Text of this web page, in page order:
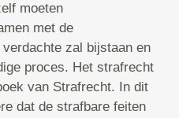
moeten
met de
zal bijstaan en
proces. Het strafrecht
van Strafrecht. In dit
dat de strafbare feiten